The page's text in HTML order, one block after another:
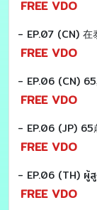
FREE VDO
FREE VDO
FREE VDO
FREE VDO
FREE VDO